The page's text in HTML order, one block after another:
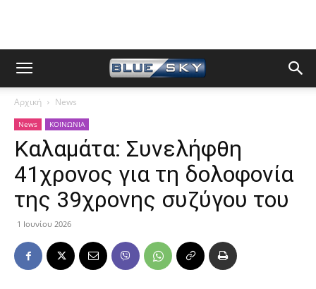
Αρχική News
News ΚΟΙΝΩΝΙΑ
Καλαμάτα: Συνελήφθη
41χρονος για τη δολοφονία
της 39χρονης συζύγου του
1 Ιουνίου 2026